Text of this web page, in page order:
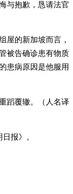
与抱歉，恳请法官
屋的新加坡而言，
被告确诊患有物质
患病原因是他服用
蹈覆辙。（人名译
报》。